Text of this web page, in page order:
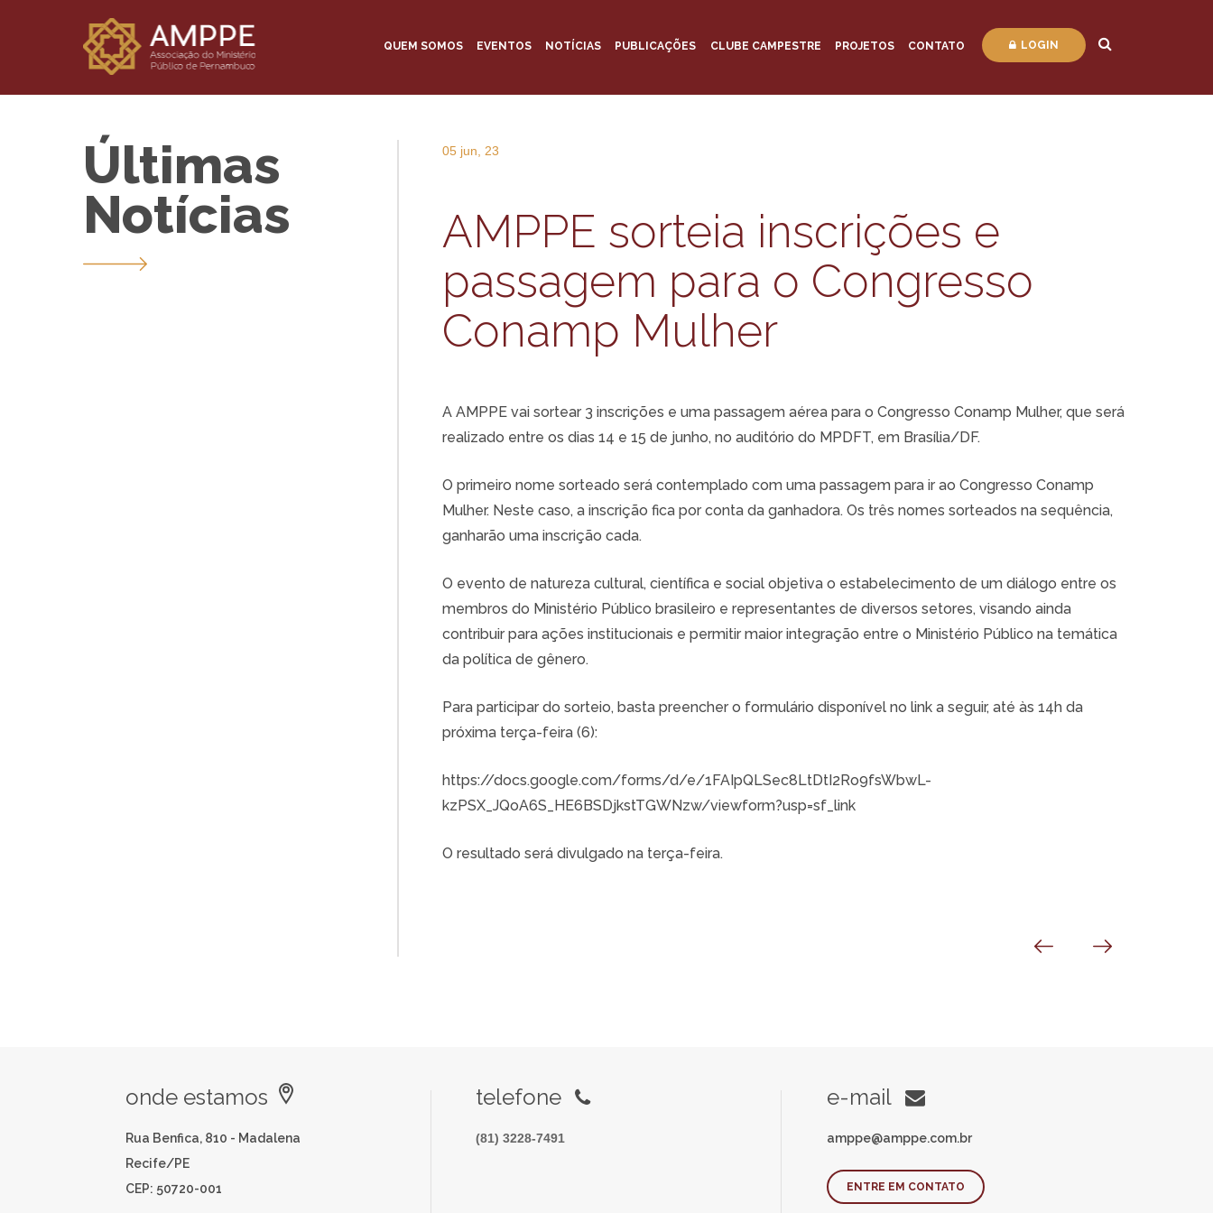
QUEM SOMOS EVENTOS NOTÍCIAS PUBLICAÇÕES CLUBE CAMPESTRE PROJETOS CONTATO LOGIN
Últimas
Notícias
05 jun, 23
AMPPE sorteia inscrições e
passagem para o Congresso
Conamp Mulher
A AMPPE vai sortear 3 inscrições e uma passagem aérea para o Congresso Conamp Mulher, que será
realizado entre os dias 14 e 15 de junho, no auditório do MPDFT, em Brasília/DF.
O primeiro nome sorteado será contemplado com uma passagem para ir ao Congresso Conamp
Mulher. Neste caso, a inscrição fica por conta da ganhadora. Os três nomes sorteados na sequência,
ganharão uma inscrição cada.
O evento de natureza cultural, científica e social objetiva o estabelecimento de um diálogo entre os
membros do Ministério Público brasileiro e representantes de diversos setores, visando ainda
contribuir para ações institucionais e permitir maior integração entre o Ministério Público na temática
da política de gênero.
Para participar do sorteio, basta preencher o formulário disponível no link a seguir, até às 14h da
próxima terça-feira (6):
https://docs.google.com/forms/d/e/1FAIpQLSec8LtDtI2Ro9fsWbwL-
kzPSX_JQoA6S_HE6BSDjkstTGWNzw/viewform?usp=sf_link
O resultado será divulgado na terça-feira.
onde estamos
Rua Benfica, 810 - Madalena
Recife/PE
CEP: 50720-001
telefone
(81) 3228-7491
e-mail
amppe@amppe.com.br
ENTRE EM CONTATO